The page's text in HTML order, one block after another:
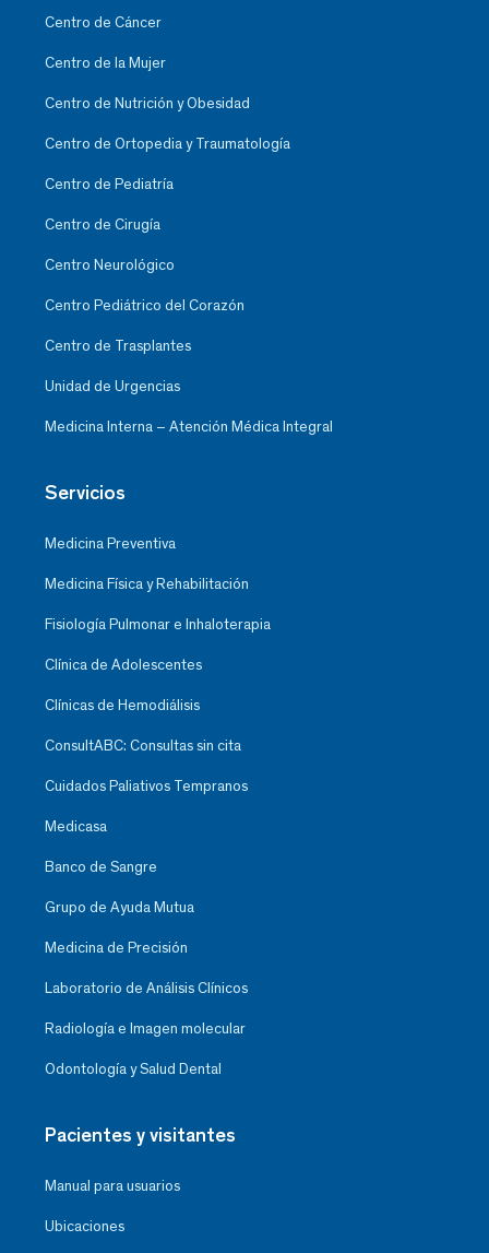
Centro de Cáncer
Centro de la Mujer
Centro de Nutrición y Obesidad
Centro de Ortopedia y Traumatología
Centro de Pediatría
Centro de Cirugía
Centro Neurológico
Centro Pediátrico del Corazón
Centro de Trasplantes
Unidad de Urgencias
Medicina Interna – Atención Médica Integral
Servicios
Medicina Preventiva
Medicina Física y Rehabilitación
Fisiología Pulmonar e Inhaloterapia
Clínica de Adolescentes
Clínicas de Hemodiálisis
ConsultABC: Consultas sin cita
Cuidados Paliativos Tempranos
Medicasa
Banco de Sangre
Grupo de Ayuda Mutua
Medicina de Precisión
Laboratorio de Análisis Clínicos
Radiología e Imagen molecular
Odontología y Salud Dental
Pacientes y visitantes
Manual para usuarios
Ubicaciones